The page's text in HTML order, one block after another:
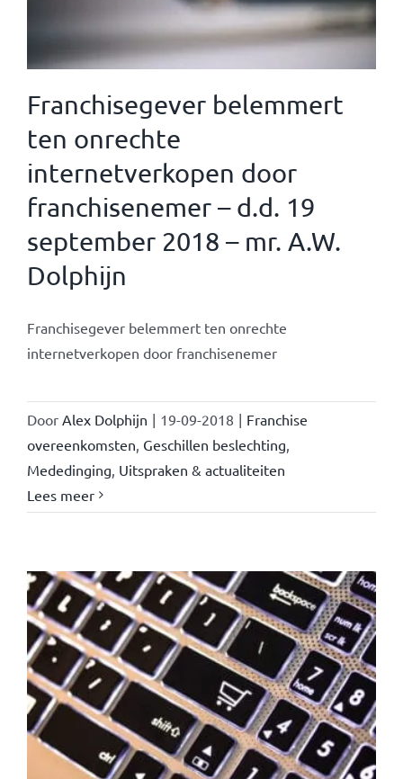
Franchisegever belemmert
ten onrechte
internetverkopen door
franchisenemer – d.d. 19
september 2018 – mr. A.W.
Dolphijn
Franchisegever belemmert ten onrechte
internetverkopen door franchisenemer
Door Alex Dolphijn | 19-09-2018 | Franchise
overeenkomsten Geschillen beslechting
Mededinging Uitspraken & actualiteiten
Lees meer